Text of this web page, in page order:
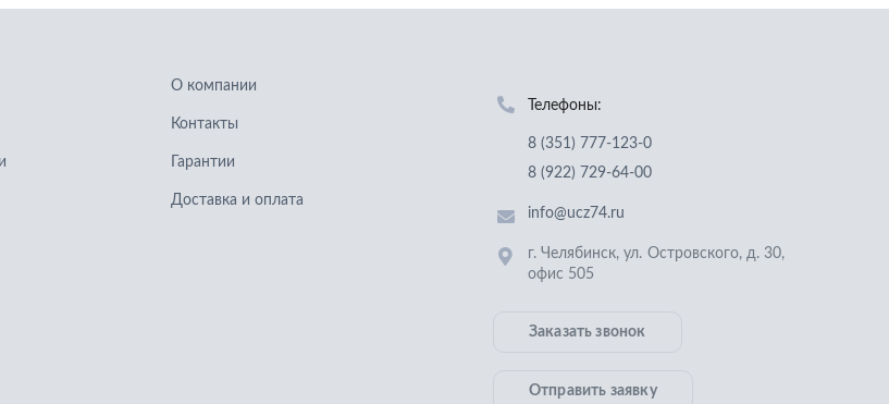
Контакты
Гарантии
Доставка и оплата
8 (351) 777-123-0
8 (922) 729-64-00
info@ucz74.ru
г. Челябинск
офис 505